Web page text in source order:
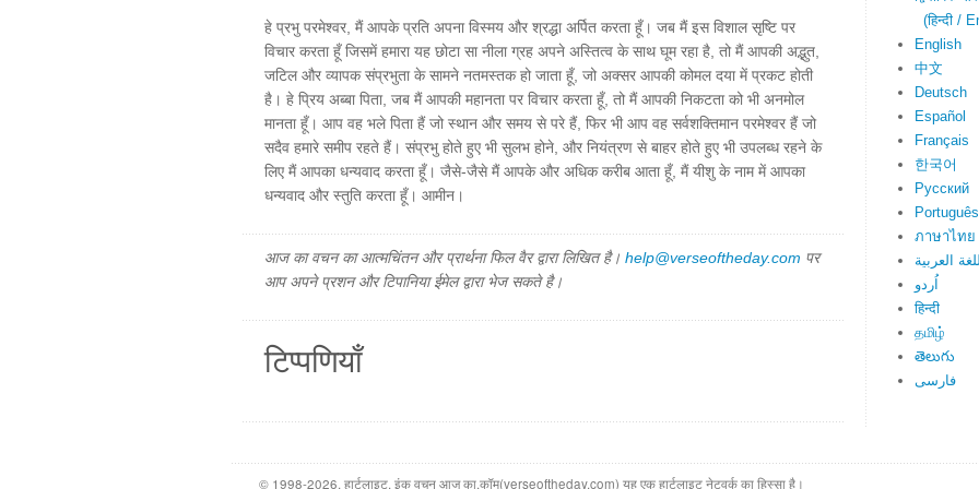
हे प्रभु परमेश्वर, मैं आपके प्रति अपना विस्मय और श्रद्धा अर्पित करता हूँ। जब मैं इस विशाल सृष्टि पर
विचार करता हूँ जिसमें हमारा यह छोटा सा नीला ग्रह अपने अस्तित्व के साथ घूम रहा है, तो मैं आपकी अद्भुत,
जटिल और व्यापक संप्रभुता के सामने नतमस्तक हो जाता हूँ, जो अक्सर आपकी कोमल दया में प्रकट होती
है। हे प्रिय अब्बा पिता, जब मैं आपकी महानता पर विचार करता हूँ, तो मैं आपकी निकटता को भी अनमोल
मानता हूँ। आप वह भले पिता हैं जो स्थान और समय से परे हैं, फिर भी आप वह सर्वशक्तिमान परमेश्वर हैं जो
सदैव हमारे समीप रहते हैं। संप्रभु होते हुए भी सुलभ होने, और नियंत्रण से बाहर होते हुए भी उपलब्ध रहने के
लिए मैं आपका धन्यवाद करता हूँ। जैसे-जैसे मैं आपके और अधिक करीब आता हूँ, मैं यीशु के नाम में आपका
धन्यवाद और स्तुति करता हूँ। आमीन।
आज का वचन का आत्मचिंतन और प्रार्थना फिल वैर द्वारा लिखित है। help@verseoftheday.com पर
आप अपने प्रशन और टिपानिया ईमेल द्वारा भेज सकते है।
टिप्पणियाँ
(हिन्दी /
English
中文
Deutsch
Español
Français
한국어
Русский
Português
ภาษาไทย
العربية
اُردو
हिन्दी
தமிழ்
తెలుగు
فارسی
© 1998-2026, हार्टलाइट, इंक वचन आज का.कॉम(verseoftheday.com) यह एक हार्टलाइट नेटवर्क का हिस्सा है।